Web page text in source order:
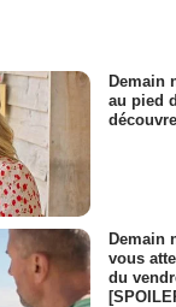
Demain
au pied
Demain
vous
du